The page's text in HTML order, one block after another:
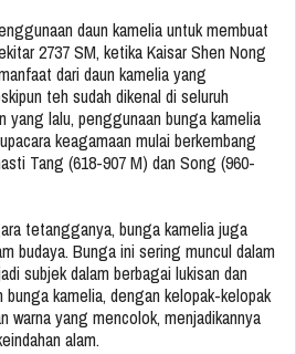
daun kamelia untuk membuat
2737 SM, ketika Kaisar Shen Nong
dari daun kamelia yang
teh sudah dikenal di seluruh
yang lalu, penggunaan bunga kamelia
keagamaan mulai berkembang
Tang (618-907 M) dan Song (960-
tetangganya, bunga kamelia juga
budaya. Bunga ini sering muncul dalam
subjek dalam berbagai lukisan dan
bunga kamelia, dengan kelopak-kelopak
warna yang mencolok, menjadikannya
alam.